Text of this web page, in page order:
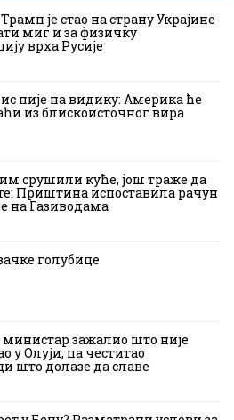
је стао на страну Украјине
миг и за физичку
врха Русије
није на видику: Америка ће
из блискоисточног вира
срушили куће, још траже да
Приштина испоставила рачун
на Газиводама
голубице
зажалио што није
у Олуји, па честитао
што долазе да славе